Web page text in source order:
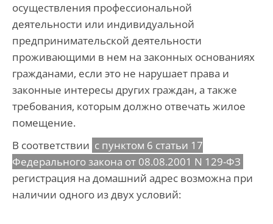
осуществления профессиональной
деятельности или индивидуальной
предпринимательской деятельности
проживающими в нем на законных основаниях
гражданами, если это не нарушает права и
законные интересы других граждан, а также
требования, которым должно отвечать жилое
помещение.
В соответствии с пунктом 6 статьи 17
Федерального закона от 08.08.2001 N 129-ФЗ
регистрация на домашний адрес возможна при
наличии одного из двух условий: